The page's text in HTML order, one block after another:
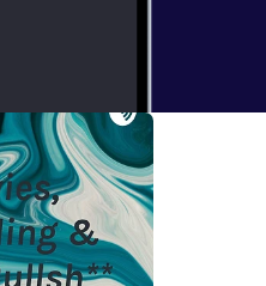
news